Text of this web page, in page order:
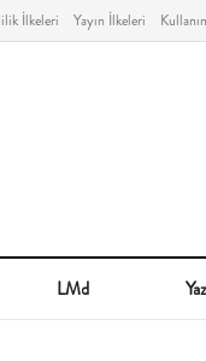
İlkeleri Yayın İlkeleri
LMd